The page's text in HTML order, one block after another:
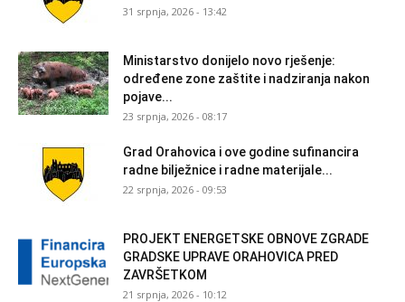
31 srpnja, 2026 - 13:42
Ministarstvo donijelo novo rješenje:
određene zone zaštite i nadziranja nakon
pojave...
23 srpnja, 2026 - 08:17
Grad Orahovica i ove godine sufinancira
radne bilježnice i radne materijale...
22 srpnja, 2026 - 09:53
PROJEKT ENERGETSKE OBNOVE ZGRADE
GRADSKE UPRAVE ORAHOVICA PRED
ZAVRŠETKOM
21 srpnja, 2026 - 10:12